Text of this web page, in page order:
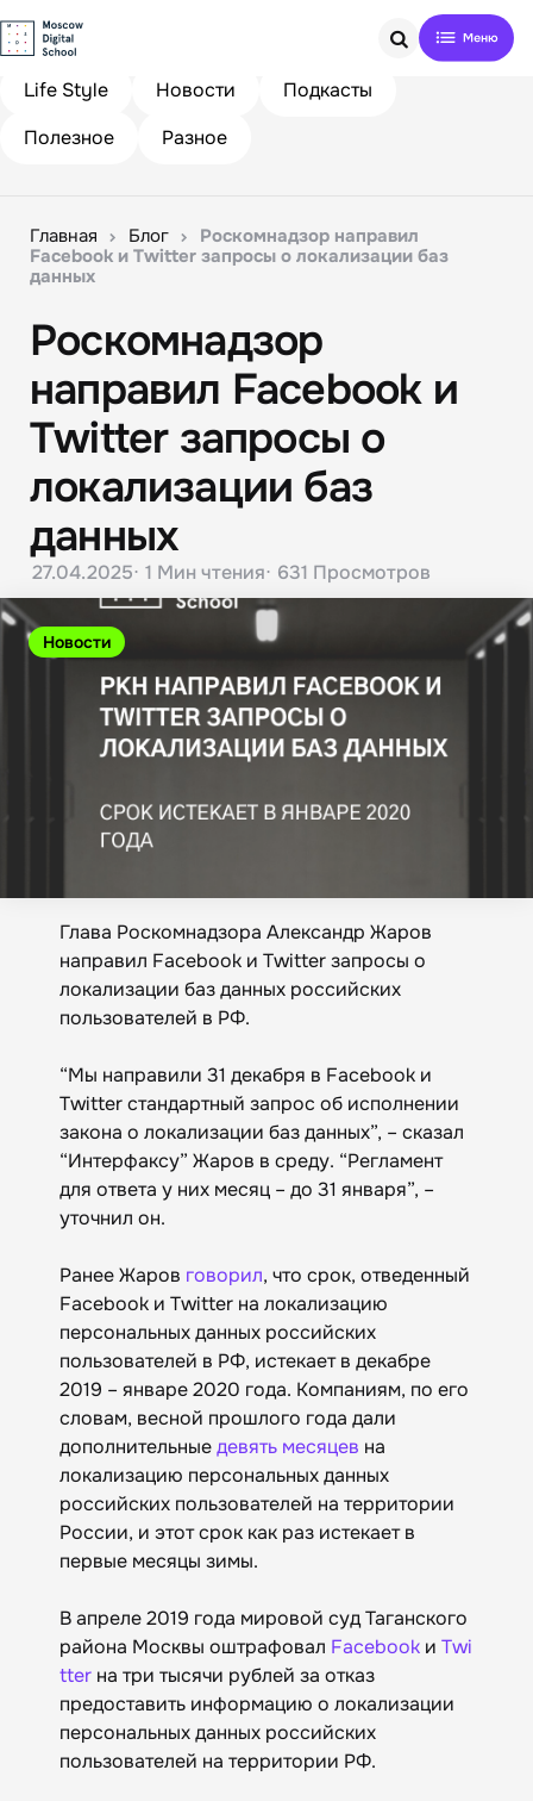
Search
Life Style
Новости
Подкасты
Полезное
Разное
Главная Блог
Роскомнадзор направил
Facebook и Twitter запросы о локализации баз
данных
Новости
Роскомнадзор
направил Facebook и
Twitter запросы о
локализации баз
данных
27.04.2025 1 Мин чтения 631 Просмотров
Глава Роскомнадзора Александр Жаров
направил Facebook и Twitter запросы о
локализации баз данных российских
пользователей в РФ.
“Мы направили 31 декабря в Facebook и
Twitter стандартный запрос об исполнении
закона о локализации баз данных”, – сказал
“Интерфаксу” Жаров в среду. “Регламент
для ответа у них месяц – до 31 января”, –
уточнил он.
Ранее Жаров говорил, что срок, отведенный
Facebook и Twitter на локализацию
персональных данных российских
пользователей в РФ, истекает в декабре
2019 – январе 2020 года. Компаниям, по его
словам, весной прошлого года дали
дополнительныедевять месяцев на
локализацию персональных данных
российских пользователей на территории
России, и этот срок как раз истекает в
первые месяцы зимы.
В апреле 2019 года мировой суд Таганского
района Москвы оштрафовал Facebook и Twi
tter на три тысячи рублей за отказ
предоставить информацию о локализации
персональных данных российских
пользователей на территории РФ.